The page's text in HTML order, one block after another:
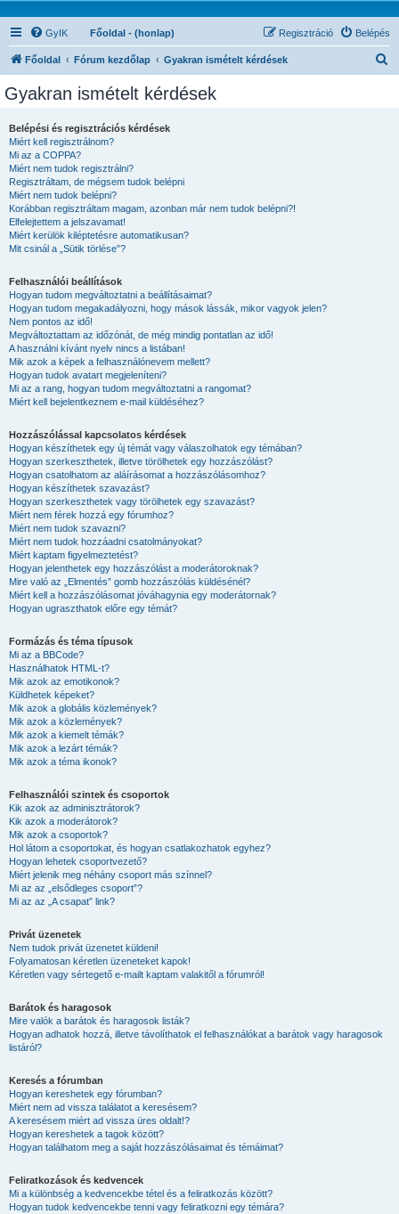
GyIK Főoldal - (honlap) Belépés
Regisztráció
Főoldal Fórum kezdőlap Gyakran ismételt kérdések
Gyakran ismételt kérdések
Belépési és regisztrációs kérdések
Miért kell regisztrálnom?
Mi az a COPPA?
Miért nem tudok regisztrálni?
Regisztráltam, de mégsem tudok belépni
Miért nem tudok belépni?
Korábban regisztráltam magam, azonban már nem tudok belépni?!
Elfelejtettem a jelszavamat!
Miért kerülök kiléptetésre automatikusan?
Mit csinál a „Sütik törlése”?
Felhasználói beállítások
Hogyan tudom megváltoztatni a beállításaimat?
Hogyan tudom megakadályozni, hogy mások lássák, mikor vagyok jelen?
Nem pontos az idő!
Megváltoztattam az időzónát, de még mindig pontatlan az idő!
A használni kívánt nyelv nincs a listában!
Mik azok a képek a felhasználónevem mellett?
Hogyan tudok avatart megjeleníteni?
Mi az a rang, hogyan tudom megváltoztatni a rangomat?
Miért kell bejelentkeznem e-mail küldéséhez?
Hozzászólással kapcsolatos kérdések
Hogyan készíthetek egy új témát vagy válaszolhatok egy témában?
Hogyan szerkeszthetek, illetve törölhetek egy hozzászólást?
Hogyan csatolhatom az aláírásomat a hozzászólásomhoz?
Hogyan készíthetek szavazást?
Hogyan szerkeszthetek vagy törölhetek egy szavazást?
Miért nem férek hozzá egy fórumhoz?
Miért nem tudok szavazni?
Miért nem tudok hozzáadni csatolmányokat?
Miért kaptam figyelmeztetést?
Hogyan jelenthetek egy hozzászólást a moderátoroknak?
Mire való az „Elmentés” gomb hozzászólás küldésénél?
Miért kell a hozzászólásomat jóváhagynia egy moderátornak?
Hogyan ugraszthatok előre egy témát?
Formázás és téma típusok
Mi az a BBCode?
Használhatok HTML-t?
Mik azok az emotikonok?
Küldhetek képeket?
Mik azok a globális közlemények?
Mik azok a közlemények?
Mik azok a kiemelt témák?
Mik azok a lezárt témák?
Mik azok a téma ikonok?
Felhasználói szintek és csoportok
Kik azok az adminisztrátorok?
Kik azok a moderátorok?
Mik azok a csoportok?
Hol látom a csoportokat, és hogyan csatlakozhatok egyhez?
Hogyan lehetek csoportvezető?
Miért jelenik meg néhány csoport más színnel?
Mi az az „elsődleges csoport”?
Mi az az „A csapat” link?
Privát üzenetek
Nem tudok privát üzenetet küldeni!
Folyamatosan kéretlen üzeneteket kapok!
Kéretlen vagy sértegető e-mailt kaptam valakitől a fórumról!
Barátok és haragosok
Mire valók a barátok és haragosok listák?
Hogyan adhatok hozzá, illetve távolíthatok el felhasználókat a barátok vagy haragosok
listáról?
Keresés a fórumban
Hogyan kereshetek egy fórumban?
Miért nem ad vissza találatot a keresésem?
A keresésem miért ad vissza üres oldalt!?
Hogyan kereshetek a tagok között?
Hogyan találhatom meg a saját hozzászólásaimat és témáimat?
Feliratkozások és kedvencek
Mi a különbség a kedvencekbe tétel és a feliratkozás között?
Hogyan tudok kedvencekbe tenni vagy feliratkozni egy témára?